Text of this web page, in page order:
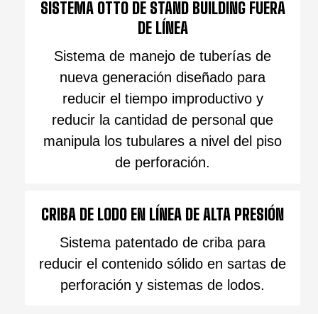
SISTEMA OTTO DE STAND BUILDING FUERA
DE LÍNEA
Sistema de manejo de tuberías de
nueva generación diseñado para
reducir el tiempo improductivo y
reducir la cantidad de personal que
manipula los tubulares a nivel del piso
de perforación.
CRIBA DE LODO EN LÍNEA DE ALTA PRESIÓN
Sistema patentado de criba para
reducir el contenido sólido en sartas de
perforación y sistemas de lodos.